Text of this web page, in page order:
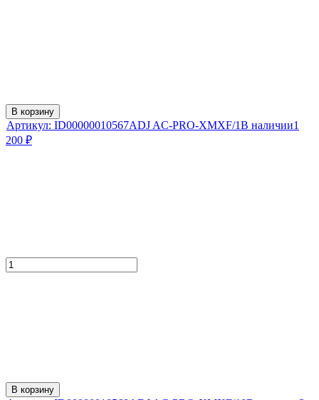
В корзину
Артикул: ID00000010567ADJ AC-PRO-XMXF/1В наличии1
200 ₽
В корзину